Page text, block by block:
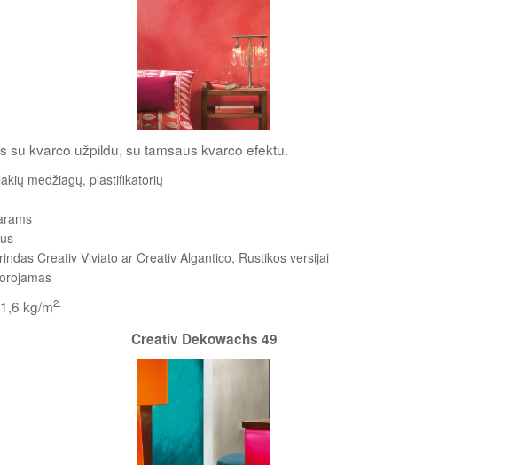
su kvarco užpildu, su tamsaus kvarco efektu.
medžiagų, plastifikatorių
Creativ Viviato ar Creativ Algantico, Rustikos versijai
kg/m2.
Creativ Dekowachs 49